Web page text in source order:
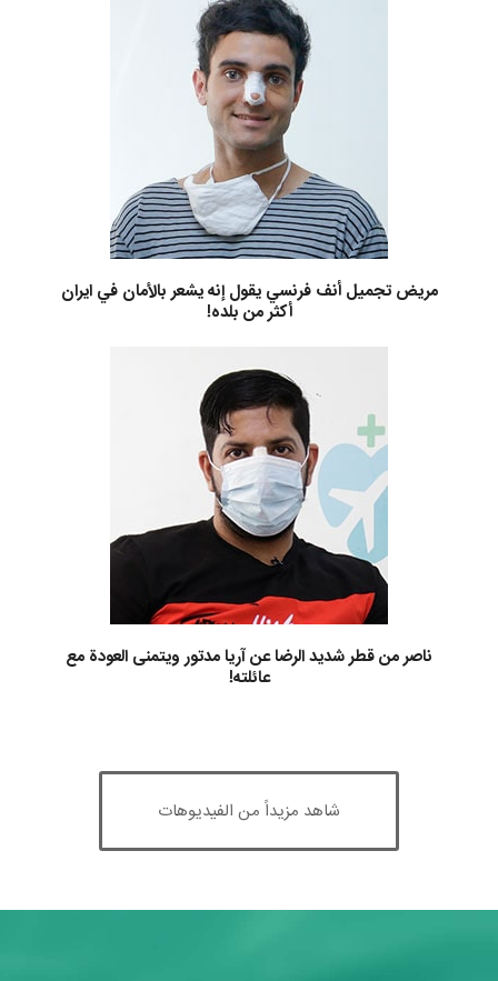
مريض تجميل أنف فرنسي يقول إنه يشعر بالأمان في ايران
أكثر من بلده!
ناصر من قطر شديد الرضا عن آريا مدتور ويتمنى العودة مع
عائلته!
شاهد مزيداً من الفيديوهات